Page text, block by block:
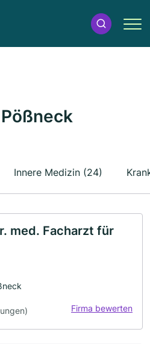
Innere Medizin (24)
med. Facharzt für
Firma bewerten